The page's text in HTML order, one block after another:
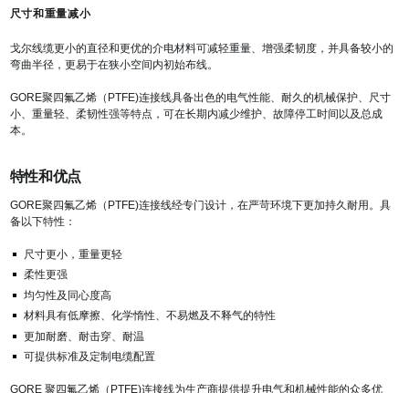
尺寸和重量减小
戈尔线缆更小的直径和更优的介电材料可减轻重量、增强柔韧度，并具备较小的
弯曲半径，更易于在狭小空间内初始布线。
GORE聚四氟乙烯（PTFE)连接线具备出色的电气性能、耐久的机械保护、尺寸
小、重量轻、柔韧性强等特点，可在长期内减少维护、故障停工时间以及总成
本。
特性和优点
GORE聚四氟乙烯（PTFE)连接线经专门设计，在严苛环境下更加持久耐用。具
备以下特性：
尺寸更小，重量更轻
柔性更强
均匀性及同心度高
材料具有低摩擦、化学惰性、不易燃及不释气的特性
更加耐磨、耐击穿、耐温
可提供标准及定制电缆配置
GORE 聚四氟乙烯（PTFE)连接线为生产商提供提升电气和机械性能的众多优